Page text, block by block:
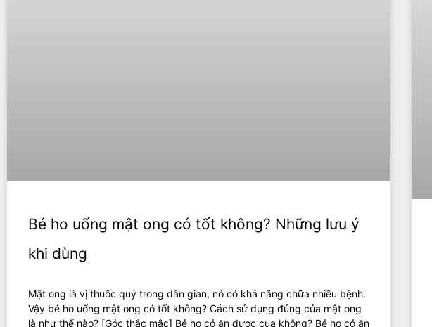
Bé ho uống mật ong có tốt không? Những lưu ý
khi dùng
Mật ong là vị thuốc quý trong dân gian, nó có khả năng chữa nhiều bệnh.
Vậy bé ho uống mật ong có tốt không? Cách sử dụng đúng của mật ong
là như thế nào? [Góc thắc mắc] Bé ho có ăn được cua không? Bé ho có ăn